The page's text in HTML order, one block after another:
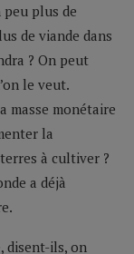
plus de
de viande dans
? On peut
le veut.
masse monétaire
la
à cultiver ?
a déjà
disent-ils, on